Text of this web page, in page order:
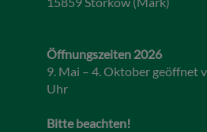
Öffnungszeiten 2026
9. Mai – 4. Oktober geöffnet
Uhr
Bitte beachten!